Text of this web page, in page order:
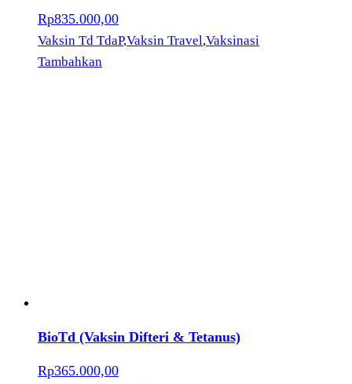
Rp835.000,00
Vaksin Td TdaP,Vaksin Travel,Vaksinasi
Tambahkan
BioTd (Vaksin Difteri & Tetanus)
Rp365.000,00